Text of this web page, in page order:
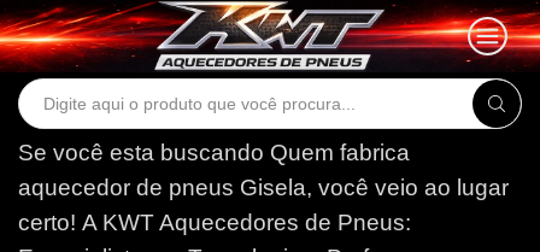
Search
Se você esta buscando Quem fabrica
aquecedor de pneus Gisela, você veio ao lugar
certo! A KWT Aquecedores de Pneus: